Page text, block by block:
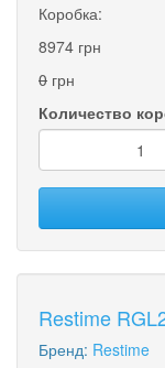
Коробка:
8974 грн
0 грн
Количество
Restime
Бренд: Restime